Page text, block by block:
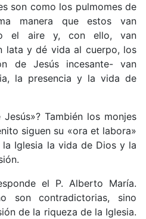
son como los pulmomes de
manera que estos van
el aire y, con ello, van
lata y dé vida al cuerpo, los
de Jesús incesante- van
la presencia y la vida de
También los monjes
siguen su «ora et labora»
Iglesia la vida de Dios y la
el P. Alberto María.
son contradictorias, sino
de la riqueza de la Iglesia.